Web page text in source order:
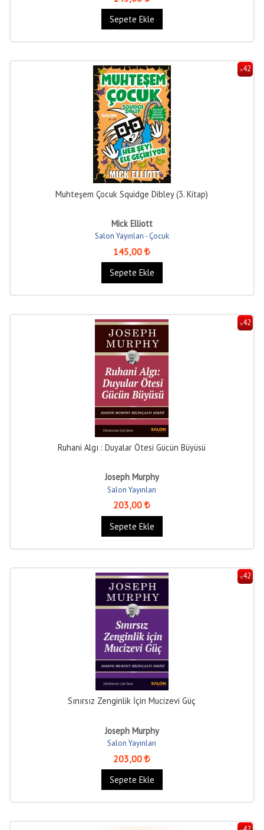
Sepete Ekle
%42
Muhteşem Çocuk Squidge Dibley (3. Kitap)
Mick Elliott
Salon Yayınları - Çocuk
145,00
Sepete Ekle
%42
Ruhani Algı : Duyalar Ötesi Gücün Büyüsü
Joseph Murphy
Salon Yayınları
203,00
Sepete Ekle
%42
Sınırsız Zenginlik İçin Mucizevi Güç
Joseph Murphy
Salon Yayınları
203,00
Sepete Ekle